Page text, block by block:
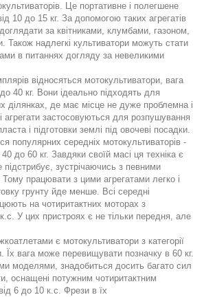
Це портативне і полегшене
10 до 15 кг. За допомогою таких агрегатів
за квітниками, клумбами, газоном,
Також надлегкі культиватори можуть стати
в питаннях догляду за невеликими
відносяться мотокультиватори, вага
40 кг. Вони ідеально підходять для
ділянках, де має місце не дуже проблемна і
агрегати застосовуються для розпушування
і підготовки землі під овочеві посадки.
популярних середніх мотокультиваторів -
до 60 кг. Завдяки своїй масі ця техніка є
підстрибує, зустрічаючись з певними
працювати з цими агрегатами легко і
грунту йде менше. Всі середні
на чотиритактних моторах з
У цих пристроях є не тільки передня, але
є мотокультиватори з категорії
Їх вага може перевищувати позначку в 60 кг.
моделями, знадобиться досить багато сил
оснащені потужним чотиритактним
6 до 10 к.с. Фрези в їх